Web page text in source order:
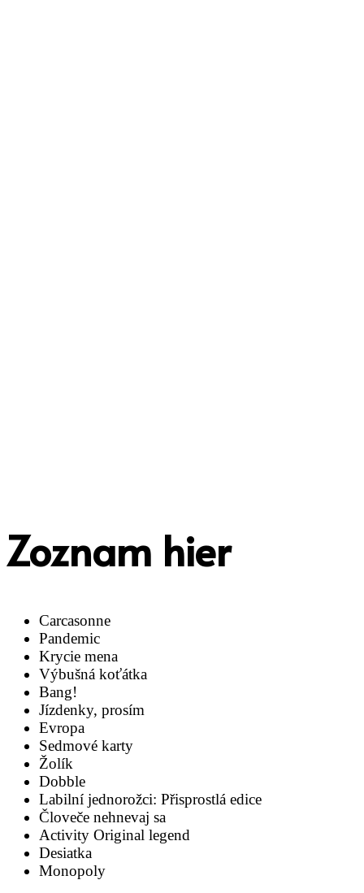
Zoznam hier
Carcasonne
Pandemic
Krycie mena
Výbušná koťátka
Bang!
Jízdenky, prosím
Evropa
Sedmové karty
Žolík
Dobble
Labilní jednorožci: Přisprostlá edice
Človeče nehnevaj sa
Activity Original legend
Desiatka
Monopoly